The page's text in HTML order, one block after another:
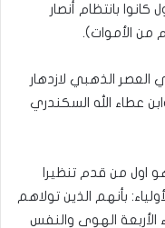
بانتظام أنصار
من الأموات).
الذهبي لازدهار
عطاء الله السكندري
اول من قدم تنظيرا
بأنهم الذين تولاهم
الأربعة الهوى والنفس